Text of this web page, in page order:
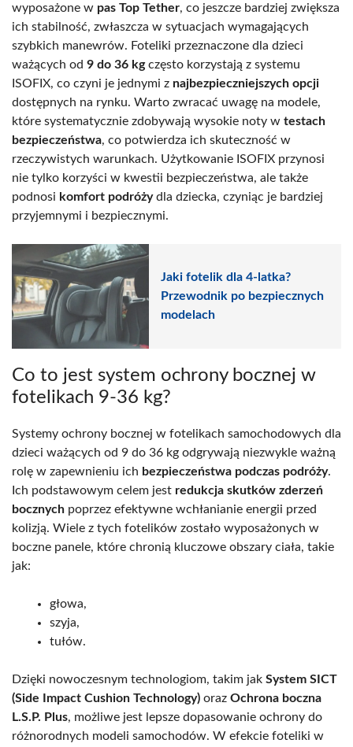
wyposażone w pas Top Tether, co jeszcze bardziej zwiększa
ich stabilność, zwłaszcza w sytuacjach wymagających
szybkich manewrów. Foteliki przeznaczone dla dzieci
ważących od 9 do 36 kgczęsto korzystają z systemu
ISOFIX, co czyni je jednymi z najbezpieczniejszych opcji
dostępnych na rynku. Warto zwracać uwagę na modele,
które systematycznie zdobywają wysokie noty w testach
bezpieczeństwa, co potwierdza ich skuteczność w
rzeczywistych warunkach. Użytkowanie ISOFIX przynosi
nie tylko korzyści w kwestii bezpieczeństwa, ale także
podnosi komfort podróżydla dziecka, czyniąc je bardziej
przyjemnymi i bezpiecznymi.
Jaki fotelik dla 4-latka?
Przewodnik po bezpiecznych
modelach
Co to jest system ochrony bocznej w
fotelikach 9-36 kg?
Systemy ochrony bocznej w fotelikach samochodowych dla
dzieci ważących od 9 do 36 kg odgrywają niezwykle ważną
rolę w zapewnieniu ich bezpieczeństwa podczas podróży.
Ich podstawowym celem jest redukcja skutków zderzeń
bocznych poprzez efektywne wchłanianie energii przed
kolizją. Wiele z tych fotelików zostało wyposażonych w
boczne panele, które chronią kluczowe obszary ciała, takie
jak:
głowa,
szyja,
tułów.
Dzięki nowoczesnym technologiom, takim jak System SICT
(Side Impact Cushion Technology) oraz Ochrona boczna
L.S.P. Plus, możliwe jest lepsze dopasowanie ochrony do
różnorodnych modeli samochodów. W efekcie foteliki w